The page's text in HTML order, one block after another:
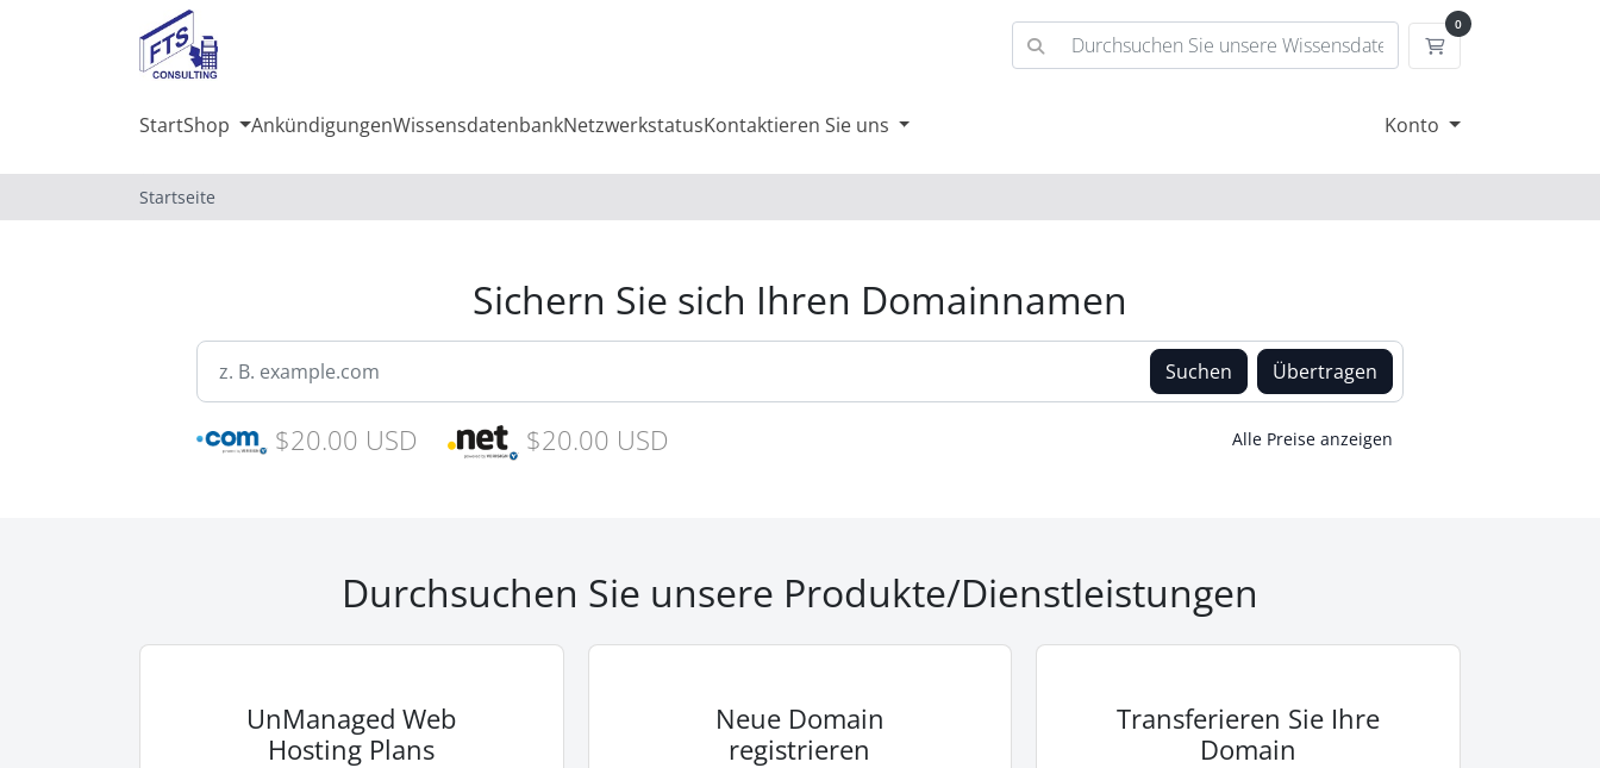
0
Mein Warenkorb
StartShop AnkündigungenWissensdatenbankNetzwerkstatusKontaktieren Sie uns Konto
Startseite
Sichern Sie sich Ihren Domainnamen
Suchen Übertragen
$20.00 USD $20.00 USD Alle Preise anzeigen
Durchsuchen Sie unsere Produkte/Dienstleistungen
UnManaged Web
Hosting Plans
Neue Domain
registrieren
Transferieren Sie Ihre
Domain